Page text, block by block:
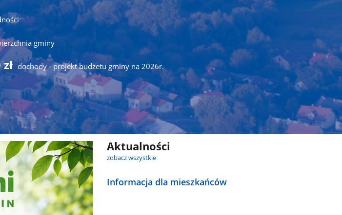
gminy
dochody - projekt budżetu gminy na 2026r.
Aktualności
zobacz wszystkie
Informacja dla mieszkańców